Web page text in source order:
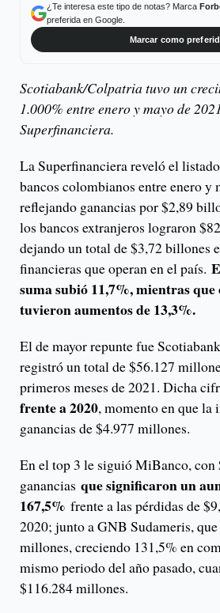
¿Te interesa este tipo de notas? Marca
preferida en Google.
Marcar como
Scotiabank/Colpatria tuvo un
1.000% entre enero y mayo de
Superfinanciera.
La Superfinanciera reveló el
bancos colombianos entre enero y
reflejando ganancias por $2,89
los bancos extranjeros lograron
dejando un total de $3,72 billones
financieras que operan en el país.
suma subió 11,7%, mientras que
tuvieron aumentos de 13,3%.
El de mayor repunte fue
registró un total de $56.127
primeros meses de 2021. Dicha
frente a 2020, momento en que
ganancias de $4.977 millones.
En el top 3 le siguió MiBanco, con
ganancias que significaron un
167,5% frente a las pérdidas de
2020; junto a GNB Sudameris,
millones, creciendo 131,5% en
mismo periodo del año pasado,
$116.284 millones.